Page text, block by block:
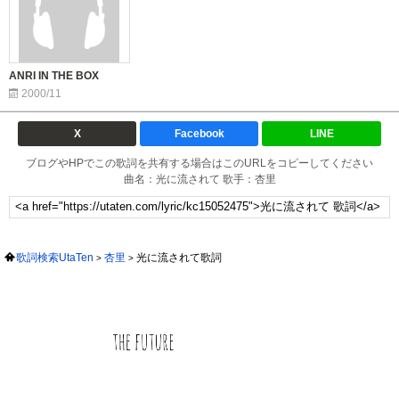
ANRI IN THE BOX
2000/11
X Facebook LINE
ブログやHPでこの歌詞を共有する場合はこのURLをコピーしてください
曲名：光に流されて 歌手：杏里
歌詞検索UtaTen 杏里 光に流されて歌詞